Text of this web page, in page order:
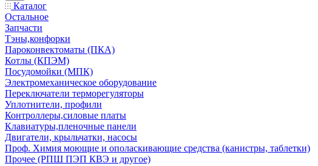
Каталог
Остальное
Запчасти
Тэны,конфорки
Пароконвектоматы (ПКА)
Котлы (КПЭМ)
Посудомойки (МПК)
Электромеханическое оборудование
Переключатели терморегуляторы
Уплотнители, профили
Контроллеры,силовые платы
Клавиатуры,пленочные панели
Двигатели, крыльчатки, насосы
Проф. Химия моющие и ополаскивающие средства (канистры, таблетки)
Прочее (РПШ ПЭП КВЭ и другое)